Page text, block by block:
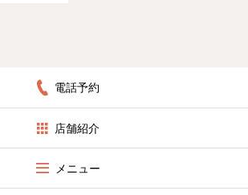
電話予約
店舗紹介
メニュー